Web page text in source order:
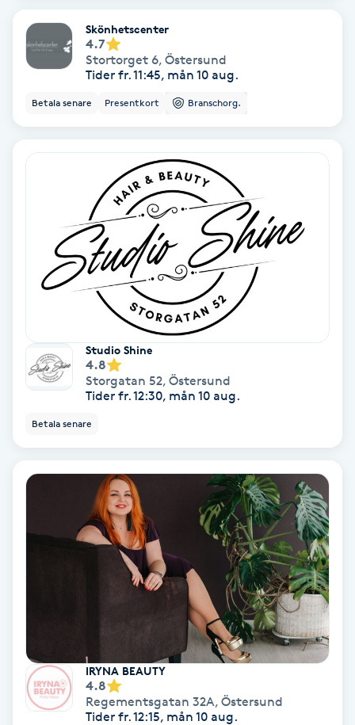
Funktionsanalys
Färgning
Gelenaglar
Gellack
Gellack med förstärkning
Gravidmassage
Gruppträning
Gua Sha-massage
Herrklippning
Skönhetscenter
4.7
Stortorget 6, Östersund
Tider fr. 11:45, mån 10 aug.
Betala senare Presentkort Branschorg.
Studio Shine
4.8
Storgatan 52, Östersund
Tider fr. 12:30, mån 10 aug.
Betala senare
IRYNA BEAUTY
4.8
Regementsgatan 32A, Östersund
Tider fr. 12:15, mån 10 aug.